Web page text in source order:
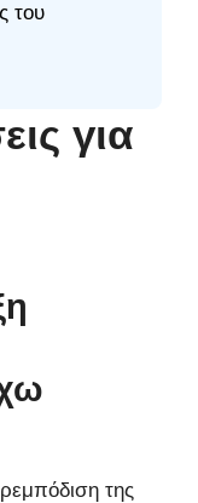
του
για
της